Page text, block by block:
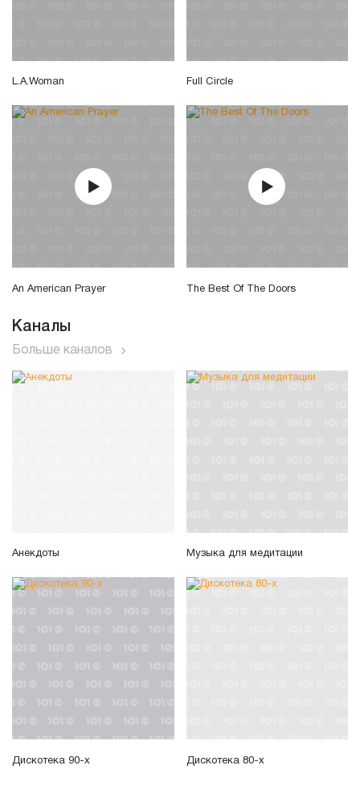
L.A.Woman Full Circle
An American Prayer The Best Of The Doors
Каналы
Больше каналов
Анекдоты Музыка для медитации
Дискотека 90-х Дискотека 80-х